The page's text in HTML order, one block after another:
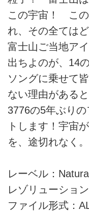
この宇宙！ この
れ、その全ては
富士山ご当地ア
出ちよのが、14
ソングに乗せて
ない理由がある
3776の5年ぶり
トします！宇宙
を、途切れなく。
レーベル：
レゾリューショ
ファイル形式：